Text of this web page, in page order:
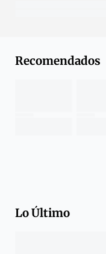
Recomendados
Lo Último